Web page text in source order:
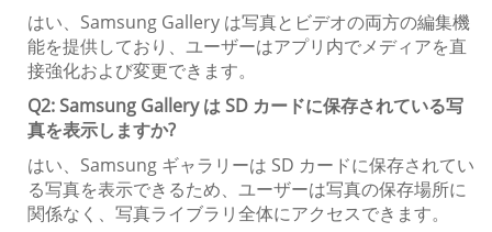
はい、Samsung Gallery は写真とビデオの両方の編集機
能を提供しており、ユーザーはアプリ内でメディアを直
接強化および変更できます。
Q2: Samsung Gallery は SD カードに保存されている写
真を表示しますか?
はい、Samsung ギャラリーは SD カードに保存されてい
る写真を表示できるため、ユーザーは写真の保存場所に
関係なく、写真ライブラリ全体にアクセスできます。